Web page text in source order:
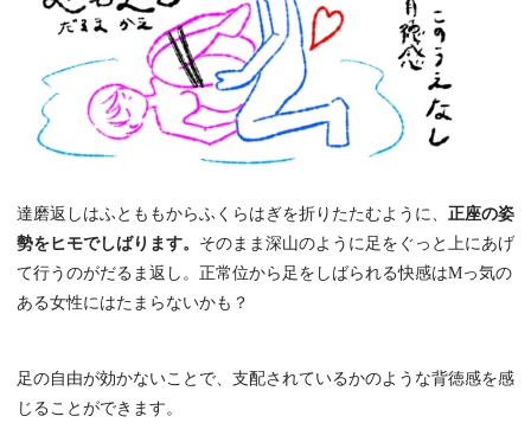
達磨返しはふとももからふくらはぎを折りたたむように、 正座の姿
勢をヒモでしばります。 そのまま深山のように足をぐっと上にあげ
て行うのがだるま返し。正常位から足をしばられる快感はMっ気の
ある女性にはたまらないかも？
足の自由が効かないことで、支配されているかのような背徳感を感
じることができます。